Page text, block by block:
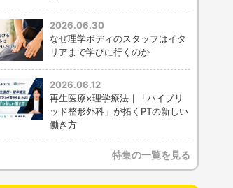
2026.06.30
なぜ理学ボディのスタッフはイタ
リアまで学びに行くのか
2026.06.12
再生医療×理学療法｜「ハイブリ
ッド整形外科」が拓くPTの新しい
働き方
特集の一覧を見る